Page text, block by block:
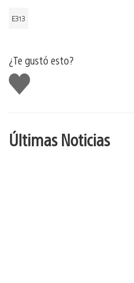
E313
¿Te gustó esto?
Me
gusta
Últimas Noticias